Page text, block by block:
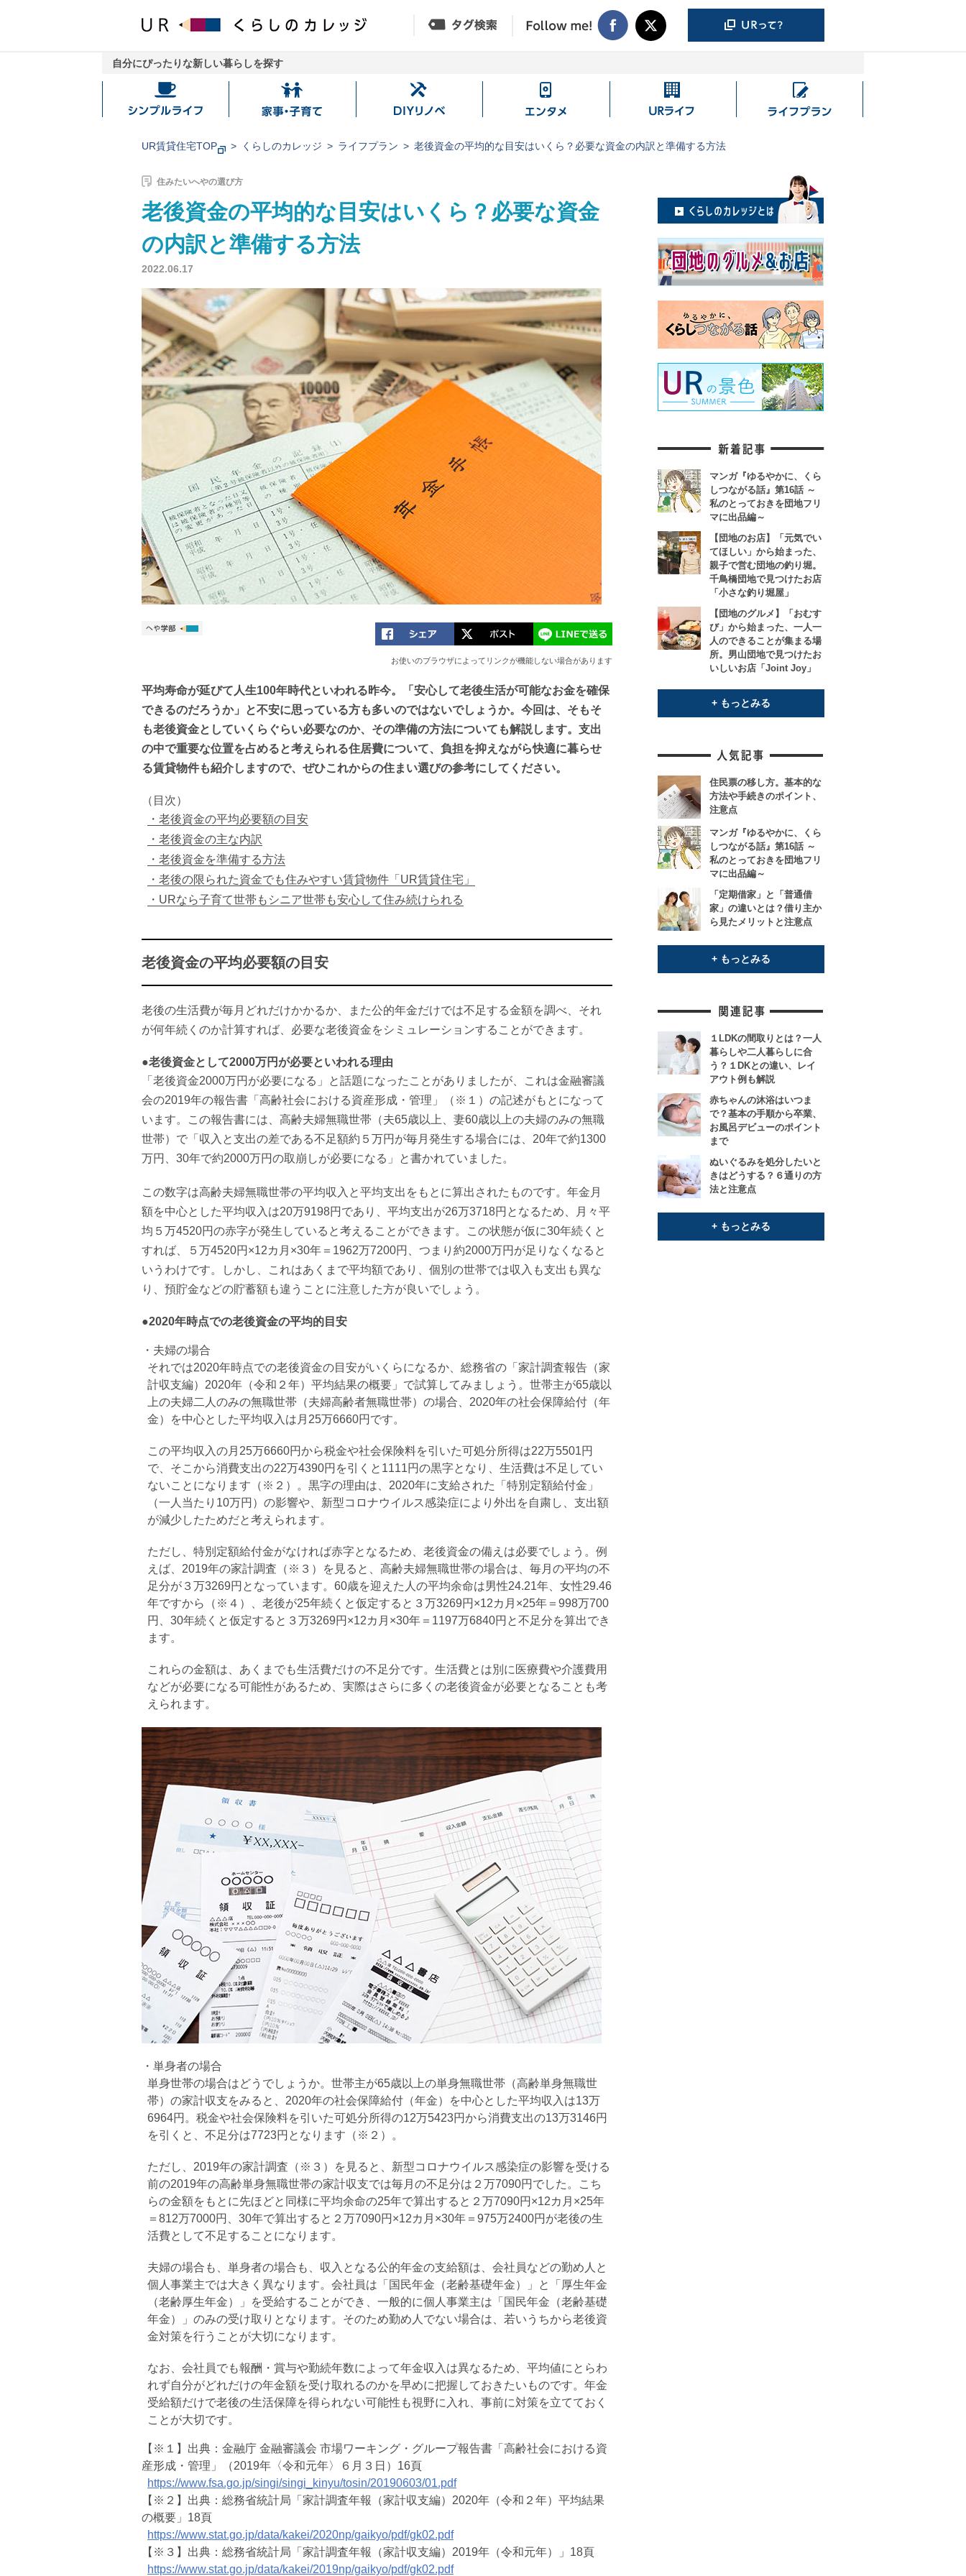
自分にぴったりな新しい暮らしを探す
シ
プ
フ
家
子
DIY
ノ
エ
タ
UR
イ
ラ
ラ
ン
UR賃貸住宅TOP くらしのカレッジ ライフプラン 老後資金の平均的な目安はいくら？必要な資金の内訳と準備する方法
住みたいへやの選び方
老後資金の平均的な目安はいくら？必要な資金
の内訳と準備する方法
2022.06.17
お使いのブラウザによってリンクが機能しない場合があります
平均寿命が延びて人生100年時代といわれる昨今。「安心して老後生活が可能なお金を確保
できるのだろうか」と不安に思っている方も多いのではないでしょうか。今回は、そもそ
も老後資金としていくらぐらい必要なのか、その準備の方法についても解説します。支出
の中で重要な位置を占めると考えられる住居費について、負担を抑えながら快適に暮らせ
る賃貸物件も紹介しますので、ぜひこれからの住まい選びの参考にしてください。
（目次）
老後資金の平均必要額の目安
老後資金の主な内訳
老後資金を準備する方法
老後の限られた資金でも住みやすい賃貸物件「UR賃貸住宅」
URなら子育て世帯もシニア世帯も安心して住み続けられる
老後資金の平均必要額の目安
老後の生活費が毎月どれだけかかるか、また公的年金だけでは不足する金額を調べ、それ
が何年続くのか計算すれば、必要な老後資金をシミュレーションすることができます。
●老後資金として2000万円が必要といわれる理由
「老後資金2000万円が必要になる」と話題になったことがありましたが、これは金融審議
会の2019年の報告書「高齢社会における資産形成・管理」（※１）の記述がもとになって
います。この報告書には、高齢夫婦無職世帯（夫65歳以上、妻60歳以上の夫婦のみの無職
世帯）で「収入と支出の差である不足額約５万円が毎月発生する場合には、20年で約1300
万円、30年で約2000万円の取崩しが必要になる」と書かれていました。
この数字は高齢夫婦無職世帯の平均収入と平均支出をもとに算出されたものです。年金月
額を中心とした平均収入は20万9198円であり、平均支出が26万3718円となるため、月々平
均５万4520円の赤字が発生していると考えることができます。この状態が仮に30年続くと
すれば、５万4520円×12カ月×30年＝1962万7200円、つまり約2000万円が足りなくなると
いうわけです。しかし、これはあくまで平均額であり、個別の世帯では収入も支出も異な
り、預貯金などの貯蓄額も違うことに注意した方が良いでしょう。
●2020年時点での老後資金の平均的目安
・夫婦の場合
それでは2020年時点での老後資金の目安がいくらになるか、総務省の「家計調査報告（家
計収支編）2020年（令和２年）平均結果の概要」で試算してみましょう。世帯主が65歳以
上の夫婦二人のみの無職世帯（夫婦高齢者無職世帯）の場合、2020年の社会保障給付（年
金）を中心とした平均収入は月25万6660円です。
この平均収入の月25万6660円から税金や社会保険料を引いた可処分所得は22万5501円
で、そこから消費支出の22万4390円を引くと1111円の黒字となり、生活費は不足してい
ないことになります（※２）。黒字の理由は、2020年に支給された「特別定額給付金」
（一人当たり10万円）の影響や、新型コロナウイルス感染症により外出を自粛し、支出額
が減少したためだと考えられます。
ただし、特別定額給付金がなければ赤字となるため、老後資金の備えは必要でしょう。例
えば、2019年の家計調査（※３）を見ると、高齢夫婦無職世帯の場合は、毎月の平均の不
足分が３万3269円となっています。60歳を迎えた人の平均余命は男性24.21年、女性29.46
年ですから（※４）、老後が25年続くと仮定すると３万3269円×12カ月×25年＝998万700
円、30年続くと仮定すると３万3269円×12カ月×30年＝1197万6840円と不足分を算出でき
ます。
これらの金額は、あくまでも生活費だけの不足分です。生活費とは別に医療費や介護費用
などが必要になる可能性があるため、実際はさらに多くの老後資金が必要となることも考
えられます。
・単身者の場合
単身世帯の場合はどうでしょうか。世帯主が65歳以上の単身無職世帯（高齢単身無職世
帯）の家計収支をみると、2020年の社会保障給付（年金）を中心とした平均収入は13万
6964円。税金や社会保険料を引いた可処分所得の12万5423円から消費支出の13万3146円
を引くと、不足分は7723円となります（※２）。
ただし、2019年の家計調査（※３）を見ると、新型コロナウイルス感染症の影響を受ける
前の2019年の高齢単身無職世帯の家計収支では毎月の不足分は２万7090円でした。こち
らの金額をもとに先ほどと同様に平均余命の25年で算出すると２万7090円×12カ月×25年
＝812万7000円、30年で算出すると２万7090円×12カ月×30年＝975万2400円が老後の生
活費として不足することになります。
夫婦の場合も、単身者の場合も、収入となる公的年金の支給額は、会社員などの勤め人と
個人事業主では大きく異なります。会社員は「国民年金（老齢基礎年金）」と「厚生年金
（老齢厚生年金）」を受給することができ、一般的に個人事業主は「国民年金（老齢基礎
年金）」のみの受け取りとなります。そのため勤め人でない場合は、若いうちから老後資
金対策を行うことが大切になります。
なお、会社員でも報酬・賞与や勤続年数によって年金収入は異なるため、平均値にとらわ
れず自分がどれだけの年金額を受け取れるのかを早めに把握しておきたいものです。年金
受給額だけで老後の生活保障を得られない可能性も視野に入れ、事前に対策を立てておく
ことが大切です。
【※１】出典：金融庁 金融審議会 市場ワーキング・グループ報告書「高齢社会における資
産形成・管理」（2019年〈令和元年〉６月３日）16頁
https://www.fsa.go.jp/singi/singi_kinyu/tosin/20190603/01.pdf
【※２】出典：総務省統計局「家計調査年報（家計収支編）2020年（令和２年）平均結果
の概要」18頁
https://www.stat.go.jp/data/kakei/2020np/gaikyo/pdf/gk02.pdf
【※３】出典：総務省統計局「家計調査年報（家計収支編）2019年（令和元年）」18頁
https://www.stat.go.jp/data/kakei/2019np/gaikyo/pdf/gk02.pdf
マンガ『ゆるやかに、くら
しつながる話』第16話 ～
私のとっておきを団地フリ
マに出品編～
【団地のお店】「元気でい
てほしい」から始まった、
親子で営む団地の釣り堀。
千鳥橋団地で見つけたお店
「小さな釣り堀屋」
【団地のグルメ】「おむす
び」から始まった、一人一
人のできることが集まる場
所。男山団地で見つけたお
いしいお店「Joint Joy」
+ もっとみる
住民票の移し方。基本的な
方法や手続きのポイント、
注意点
マンガ『ゆるやかに、くら
しつながる話』第16話 ～
私のとっておきを団地フリ
マに出品編～
「定期借家」と「普通借
家」の違いとは？借り主か
ら見たメリットと注意点
+ もっとみる
１LDKの間取りとは？一人
暮らしや二人暮らしに合
う？１DKとの違い、レイ
アウト例も解説
赤ちゃんの沐浴はいつま
で？基本の手順から卒業、
お風呂デビューのポイント
まで
ぬいぐるみを処分したいと
きはどうする？６通りの方
法と注意点
+ もっとみる